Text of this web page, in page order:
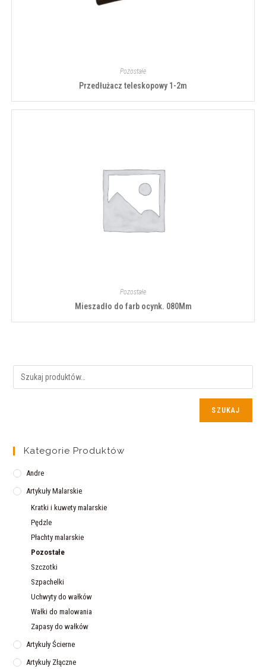
Pozostałe
Przedłużacz teleskopowy 1-2m
Pozostałe
Mieszadło do farb ocynk. 080Mm
SZUKAJ
Kategorie Produktów
Andre
Artykuły Malarskie
Kratki i kuwety malarskie
Pędzle
Płachty malarskie
Pozostałe
Szczotki
Szpachelki
Uchwyty do wałków
Wałki do malowania
Zapasy do wałków
Artykuły Ścierne
Artykuły Złączne